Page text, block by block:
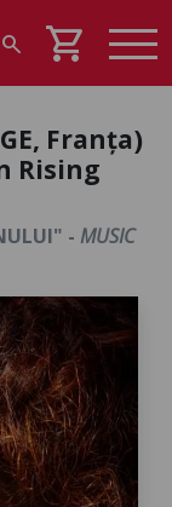
search shopping_cart
Franța)
Rising
- MUSIC